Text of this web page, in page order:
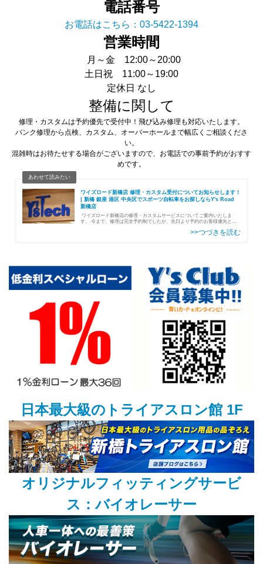
電話番号
お電話はこちら：03-5422-1394
営業時間
月～金 12:00～20:00
土日祝 11:00～19:00
定休日 なし
整備に関して
修理・カスタムは予約優先で受付中！飛び込み修理も対応いたします。
パンク修理から点検、カスタム、オーバーホールまで幅広くご相談くださ
い。
混雑時はお待たせする場合がございますので、お電話での事前予約がおすす
めです。
ワイズロード新橋店 修理・カスタム受付についてお知らせします！
| 新橋 銀座 港区 中央区でスポーツ自転車をお探しならY's Road
新橋店
ワイズロード新橋店の修理・カスタムサービスについてご案内いたしま
す。 今まで、修理は完全予約制でしたが、先日より予約のお客様優先とし
日本最大級のトライアスロン館 1F
オリジナルフィッティングサービ
ス：バイオレーサー